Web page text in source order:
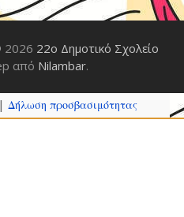
2026 22o Δημοτικό Σχολείο
από Nilambar.
Δήλωση προσβασιμότητας